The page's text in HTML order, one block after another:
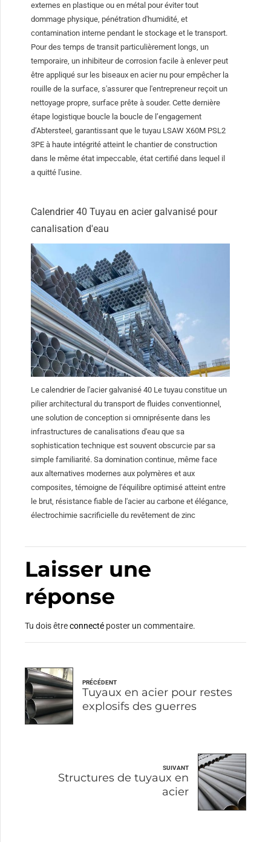
externes en plastique ou en métal pour éviter tout
dommage physique, pénétration d'humidité, et
contamination interne pendant le stockage et le transport.
Pour des temps de transit particulièrement longs, un
temporaire, un inhibiteur de corrosion facile à enlever peut
être appliqué sur les biseaux en acier nu pour empêcher la
rouille de la surface, s'assurer que l'entrepreneur reçoit un
nettoyage propre, surface prête à souder. Cette dernière
étape logistique boucle la boucle de l’engagement
d’Abtersteel, garantissant que le tuyau LSAW X60M PSL2
3PE à haute intégrité atteint le chantier de construction
dans le même état impeccable, état certifié dans lequel il
a quitté l'usine.
Calendrier 40 Tuyau en acier galvanisé pour
canalisation d'eau
Le calendrier de l'acier galvanisé 40 Le tuyau constitue un
pilier architectural du transport de fluides conventionnel,
une solution de conception si omniprésente dans les
infrastructures de canalisations d'eau que sa
sophistication technique est souvent obscurcie par sa
simple familiarité. Sa domination continue, même face
aux alternatives modernes aux polymères et aux
composites, témoigne de l'équilibre optimisé atteint entre
le brut, résistance fiable de l'acier au carbone et élégance,
électrochimie sacrificielle du revêtement de zinc
Laisser une
réponse
Tu dois êtreconnecté poster un commentaire.
PRÉCÉDENT
Tuyaux en acier pour restes
explosifs des guerres
SUIVANT
Structures de tuyaux en
acier